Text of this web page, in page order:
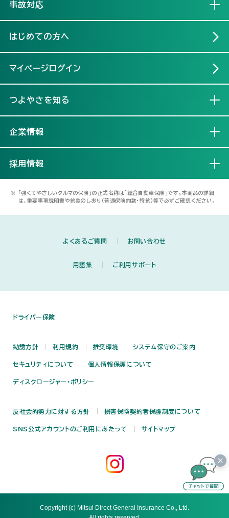
事故対応
はじめての方へ
マイページログイン
つよやさを知る
企業情報
採用情報
※
「強くてやさしいクルマの保険」の正式名称は「総合自動車保険」です。本商品の詳細
は、重要事項説明書や約款のしおり（普通保険約款・特約）等で必ずご確認ください。
よくあるご質問 お問い合わせ
用語集 ご利用サポート
ドライバー保険
勧誘方針 利用規約 推奨環境 システム保守のご案内
セキュリティについて 個人情報保護について
ディスクロージャー・ポリシー
反社会的勢力に対する方針 損害保険契約者保護制度について
SNS公式アカウントのご利用にあたって サイトマップ
Copyright (c) Mitsui Direct General Insurance Co., Ltd.